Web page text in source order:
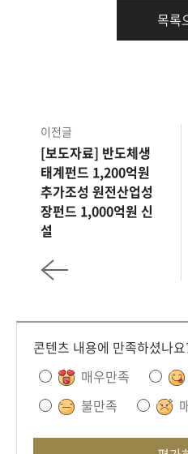
목록
이전글
[보도자료] 반도체생
태계펀드 1,200억원
추가조성 원전산업성
장펀드 1,000억원 신
설
콘텐츠 내용에 만족하셨나요
매우만족
불만족